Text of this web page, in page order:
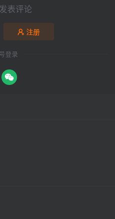
表评论
注册
登录